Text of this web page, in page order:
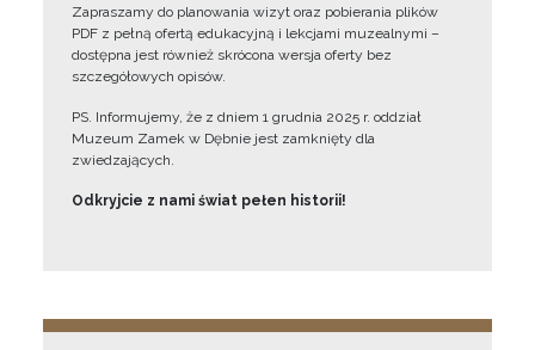
Zapraszamy do planowania wizyt oraz pobierania plików
PDF z pełną ofertą edukacyjną i lekcjami muzealnymi –
dostępna jest również skrócona wersja oferty bez
szczegółowych opisów.
PS. Informujemy, że z dniem 1 grudnia 2025 r. oddział
Muzeum Zamek w Dębnie jest zamknięty dla
zwiedzających.
Odkryjcie z nami świat pełen historii!